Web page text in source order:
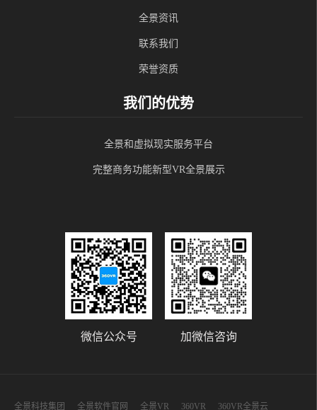
全景资讯
联系我们
荣誉资质
我们的优势
全景和虚拟现实服务平台
完整商务功能新型VR全景展示
微信公众号 加微信咨询
全景科技集团 全景软件官网 全景VR 360VR 360VR全景云